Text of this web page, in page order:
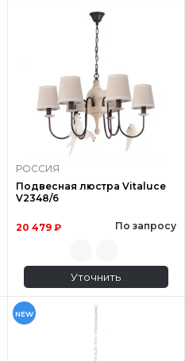
РОССИЯ
Подвесная люстра Vitaluce
V2348/6
20 479 ₽ По запросу
Уточнить
NEW